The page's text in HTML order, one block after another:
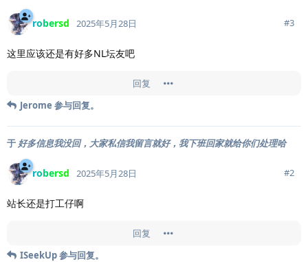
robersd 2025年5月28日 #3
这里应该还是有好多NL坛友吧
回复
Jerome 参与回复。
于 好多信息我没回，大家私信我留言就好，我下班回家就给你们处理哈
robersd 2025年5月28日 #2
站长还是打工仔啊
回复
ISeekUp参与回复。